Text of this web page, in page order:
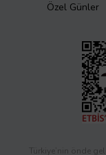
Özel Günler
Türkiye’nin önde